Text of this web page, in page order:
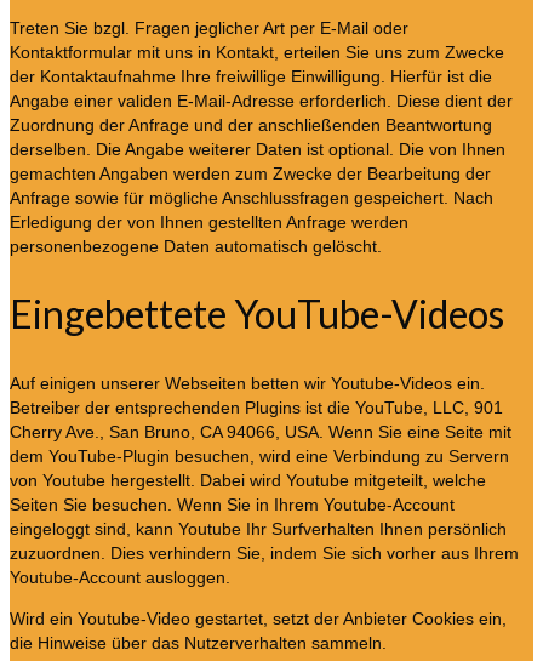
Treten Sie bzgl. Fragen jeglicher Art per E-Mail oder
Kontaktformular mit uns in Kontakt, erteilen Sie uns zum Zwecke
der Kontaktaufnahme Ihre freiwillige Einwilligung. Hierfür ist die
Angabe einer validen E-Mail-Adresse erforderlich. Diese dient der
Zuordnung der Anfrage und der anschließenden Beantwortung
derselben. Die Angabe weiterer Daten ist optional. Die von Ihnen
gemachten Angaben werden zum Zwecke der Bearbeitung der
Anfrage sowie für mögliche Anschlussfragen gespeichert. Nach
Erledigung der von Ihnen gestellten Anfrage werden
personenbezogene Daten automatisch gelöscht.
Eingebettete YouTube-Videos
Auf einigen unserer Webseiten betten wir Youtube-Videos ein.
Betreiber der entsprechenden Plugins ist die YouTube, LLC, 901
Cherry Ave., San Bruno, CA 94066, USA. Wenn Sie eine Seite mit
dem YouTube-Plugin besuchen, wird eine Verbindung zu Servern
von Youtube hergestellt. Dabei wird Youtube mitgeteilt, welche
Seiten Sie besuchen. Wenn Sie in Ihrem Youtube-Account
eingeloggt sind, kann Youtube Ihr Surfverhalten Ihnen persönlich
zuzuordnen. Dies verhindern Sie, indem Sie sich vorher aus Ihrem
Youtube-Account ausloggen.
Wird ein Youtube-Video gestartet, setzt der Anbieter Cookies ein,
die Hinweise über das Nutzerverhalten sammeln.